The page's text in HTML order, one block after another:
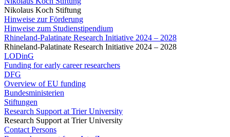
Nikolaus Koch Stiftung
Hinweise zur Förderung
Hinweise zum Studienstipendium
Rhineland-Palatinate Research Initiative 2024 – 2028
Rhineland-Palatinate Research Initiative 2024 – 2028
LODinG
Funding for early career researchers
DFG
Overview of EU funding
Bundesministerien
Stiftungen
Research Support at Trier University
Research Support at Trier University
Contact Persons